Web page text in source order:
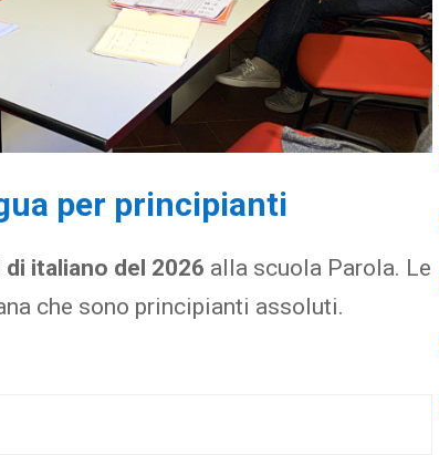
per principianti
italiano del 2026 alla scuola Parola. Le
che sono principianti assoluti.